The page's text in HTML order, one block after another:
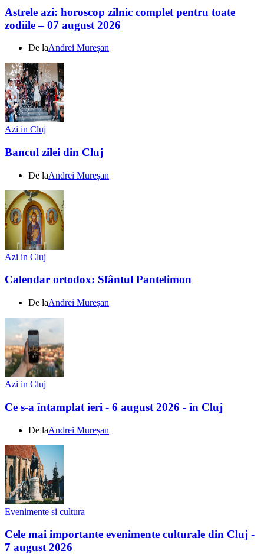
Astrele azi: horoscop zilnic complet pentru toate
zodiile – 07 august 2026
De laAndrei Mureșan
Azi in Cluj
Bancul zilei din Cluj
De laAndrei Mureșan
Azi in Cluj
Calendar ortodox: Sfântul Pantelimon
De laAndrei Mureșan
Azi in Cluj
Ce s-a întamplat ieri - 6 august 2026 - în Cluj
De laAndrei Mureșan
Evenimente si cultura
Cele mai importante evenimente culturale din Cluj -
7 august 2026